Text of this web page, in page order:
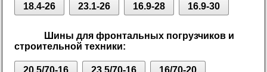
18.4-26 23.1-26 16.9-28 16.9-30
Шины для фронтальных погрузчиков и
строительной техники:
20.5/70-16 23.5/70-16 16/70-20